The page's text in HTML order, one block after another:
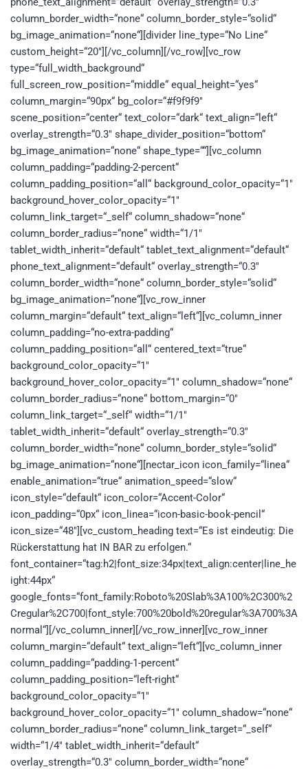
column_border_width=“none“ column_border_style=“solid“
bg_image_animation=“none“][divider line_type=“No Line“
custom_height=“20″][/vc_column][/vc_row][vc_row
type=“full_width_background“
full_screen_row_position=“middle“ equal_height=“yes“
column_margin=“90px“ bg_color=“#f9f9f9″
scene_position=“center“ text_color=“dark“ text_align=“left“
overlay_strength=“0.3″ shape_divider_position=“bottom“
bg_image_animation=“none“ shape_type=““][vc_column
column_padding=“padding-2-percent“
column_padding_position=“all“ background_color_opacity=“1″
background_hover_color_opacity=“1″
column_link_target=“_self“ column_shadow=“none“
column_border_radius=“none“ width=“1/1″
tablet_width_inherit=“default“ tablet_text_alignment=“default“
phone_text_alignment=“default“ overlay_strength=“0.3″
column_border_width=“none“ column_border_style=“solid“
bg_image_animation=“none“][vc_row_inner
column_margin=“default“ text_align=“left“][vc_column_inner
column_padding=“no-extra-padding“
column_padding_position=“all“ centered_text=“true“
background_color_opacity=“1″
background_hover_color_opacity=“1″ column_shadow=“none“
column_border_radius=“none“ bottom_margin=“0″
column_link_target=“_self“ width=“1/1″
tablet_width_inherit=“default“ overlay_strength=“0.3″
column_border_width=“none“ column_border_style=“solid“
bg_image_animation=“none“][nectar_icon icon_family=“linea“
enable_animation=“true“ animation_speed=“slow“
icon_style=“default“ icon_color=“Accent-Color“
icon_padding=“0px“ icon_linea=“icon-basic-book-pencil“
icon_size=“48″][vc_custom_heading text=“Es ist eindeutig: Die
Rückerstattung hat IN BAR zu erfolgen.“
font_container=“tag:h2|font_size:34px|text_align:center|line_he
ight:44px“
google_fonts=“font_family:Roboto%20Slab%3A100%2C300%2
Cregular%2C700|font_style:700%20bold%20regular%3A700%3A
normal“][/vc_column_inner][/vc_row_inner][vc_row_inner
column_margin=“default“ text_align=“left“][vc_column_inner
column_padding=“padding-1-percent“
column_padding_position=“left-right“
background_color_opacity=“1″
background_hover_color_opacity=“1″ column_shadow=“none“
column_border_radius=“none“ column_link_target=“_self“
width=“1/4″ tablet_width_inherit=“default“
overlay_strength=“0.3″ column_border_width=“none“